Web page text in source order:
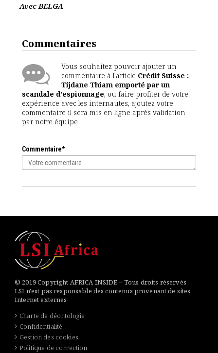
Avec BELGA
Commentaires
Vous souhaitez pouvoir ajouter un
commentaire à l'article Crédit Suisse :
Tijdane Thiam emporté par un
scandale d'espionnage, ou faire profiter de votre
expérience avec les internautes, ajoutez votre
commentaire il sera mis en ligne après validation
par notre équipe
Commentaire*
© 2019 Copyright AFRICA INSIDE – Tous droits réservés
LSI n'est pas responsable des contenus provenant de sites
Internet externes
Charte de déontologie
Confidentialité
Gestion des cookies
Politique de correction